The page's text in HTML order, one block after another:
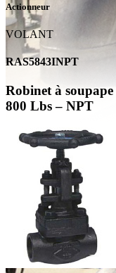
Actionneur
VOLANT
RAS5843INPT
Robinet à
800 Lbs – NPT